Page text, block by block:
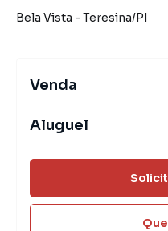
Bela Vista - Teresina/PI
Venda
Aluguel